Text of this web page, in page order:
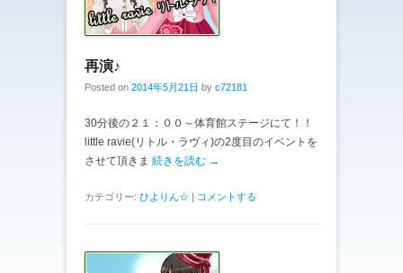
再演♪
Posted on 2014年5月21日 by c72181
30分後の２１：００～体育館ステージにて！！
little ravie(リトル・ラヴィ)の2度目のイベントを
させて頂きま 続きを読む →
カテゴリー: ひよりん☆ | コメントする